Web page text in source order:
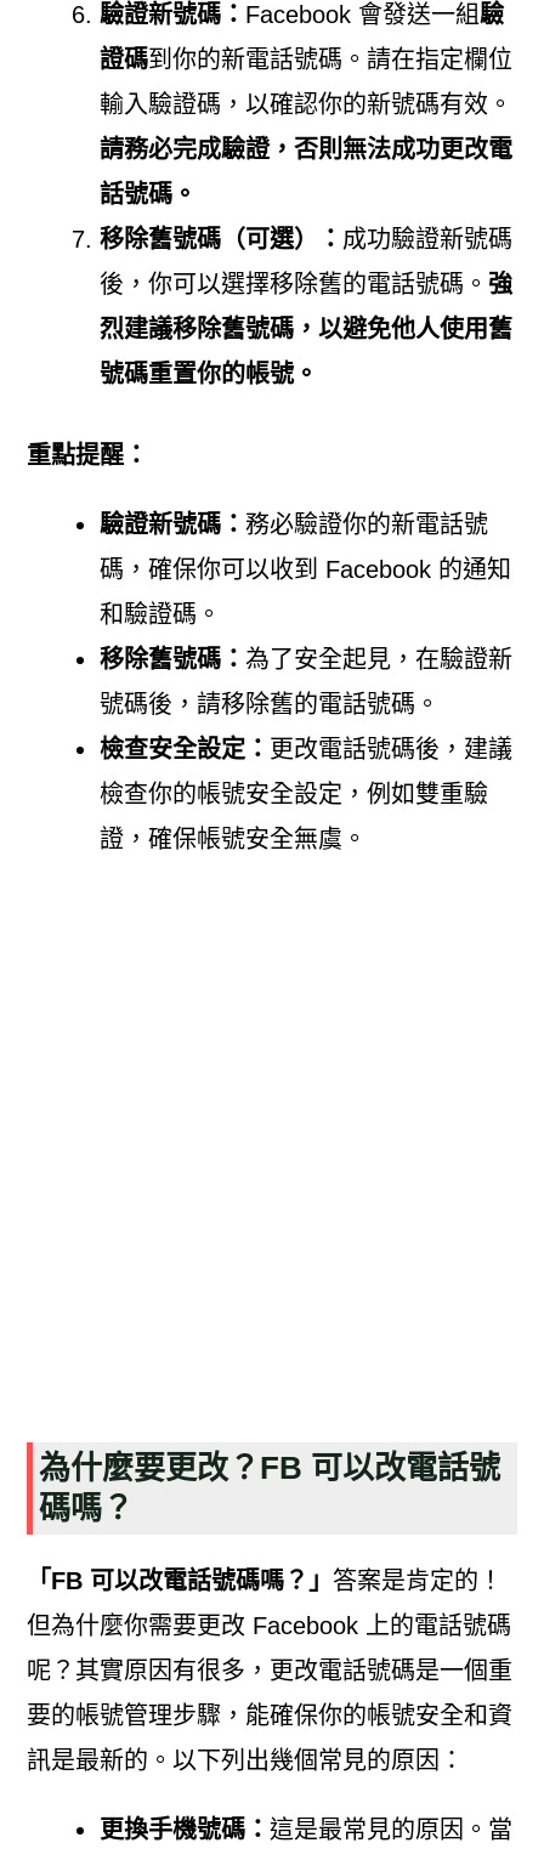
驗證新號碼： Facebook 會發送一組驗
證碼到你的新電話號碼。請在指定欄位
輸入驗證碼，以確認你的新號碼有效。
請務必完成驗證，否則無法成功更改電
話號碼。
移除舊號碼（可選）： 成功驗證新號碼
後，你可以選擇移除舊的電話號碼。 強
烈建議移除舊號碼，以避免他人使用舊
號碼重置你的帳號。
重點提醒：
驗證新號碼： 務必驗證你的新電話號
碼，確保你可以收到 Facebook 的通知
和驗證碼。
移除舊號碼： 為了安全起見，在驗證新
號碼後，請移除舊的電話號碼。
檢查安全設定： 更改電話號碼後，建議
檢查你的帳號安全設定，例如雙重驗
證，確保帳號安全無虞。
為什麼要更改？FB 可以改電話號
碼嗎？
「FB 可以改電話號碼嗎？」 答案是肯定的！
但為什麼你需要更改 Facebook 上的電話號碼
呢？其實原因有很多，更改電話號碼是一個重
要的帳號管理步驟，能確保你的帳號安全和資
訊是最新的。以下列出幾個常見的原因：
更換手機號碼： 這是最常見的原因。當